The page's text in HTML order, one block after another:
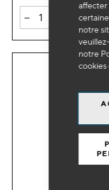
notre
notre
cookies
-